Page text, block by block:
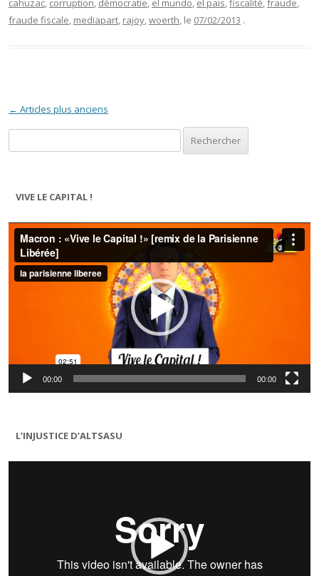
cahuzac, corruption, démocratie, el mundo, el pais,fiscalité,fraude,
fraude fiscale, mediapart, rajoy,woerth, le 07/02/2013 .
Navigation des articles
← Articles plus anciens
VIVE LE CAPITAL !
Lecteur
vidéo
00:00 00:00
L’INJUSTICE D’ALTSASU
Lecteur